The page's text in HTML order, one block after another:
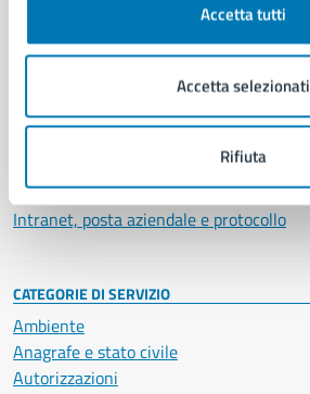
Accetta tutti
Accetta selezionati
Rifiuta
Organi di governo
Municipalità
Enti e fondazioni
Documenti e dati
Intranet, posta aziendale e protocollo
CATEGORIE DI SERVIZIO
Ambiente
Anagrafe e stato civile
Autorizzazioni